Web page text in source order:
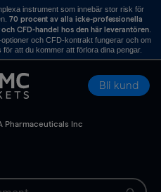
instrument som innebär stor risk för
70 procent av alla icke-professionella
CFD-handel hos den här leverantören.
och CFD-kontrakt fungerar och om
att du kommer att förlora dina pengar.
Bli kund
Pharmaceuticals Inc